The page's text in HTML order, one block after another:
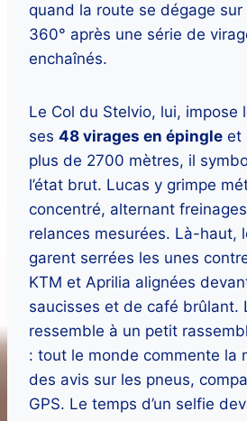
quand la route se dégage sur
360° après une série de
enchaînés.
Le Col du Stelvio, lui, impose
ses 48 virages en épingle et
plus de 2700 mètres, il
l’état brut. Lucas y grimpe
concentré, alternant
relances mesurées. Là-haut,
garent serrées les unes
KTM et Aprilia alignées
saucisses et de café brûlant.
ressemble à un petit
: tout le monde commente la
des avis sur les pneus,
GPS. Le temps d’un selfie